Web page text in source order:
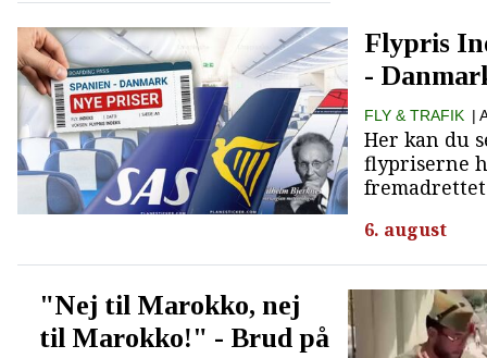
Flypris
-
FLY & TRAFIK |
Her kan du
flypriserne
6. august
"Nej til Marokko, nej
til Marokko!" - Brud på